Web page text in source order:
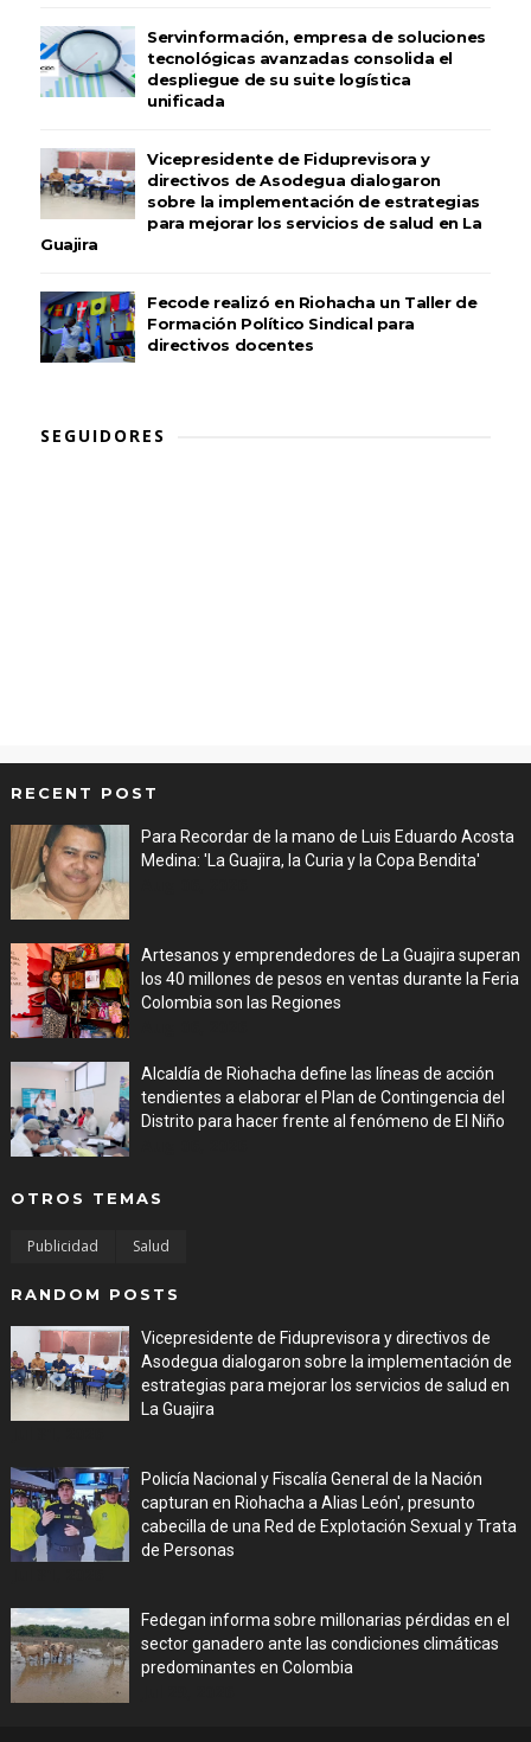
Servinformación, empresa de soluciones
tecnológicas avanzadas consolida el
despliegue de su suite logística
unificada
Vicepresidente de Fiduprevisora y
directivos de Asodegua dialogaron
sobre la implementación de estrategias
para mejorar los servicios de salud en La
Guajira
Fecode realizó en Riohacha un Taller de
Formación Político Sindical para
directivos docentes
SEGUIDORES
RECENT POST
Para Recordar de la mano de Luis Eduardo Acosta
Medina: 'La Guajira, la Curia y la Copa Bendita'
Artesanos y emprendedores de La Guajira superan
los 40 millones de pesos en ventas durante la Feria
Colombia son las Regiones
Alcaldía de Riohacha define las líneas de acción
tendientes a elaborar el Plan de Contingencia del
Distrito para hacer frente al fenómeno de El Niño
OTROS TEMAS
Publicidad Salud
RANDOM POSTS
Vicepresidente de Fiduprevisora y directivos de
Asodegua dialogaron sobre la implementación de
estrategias para mejorar los servicios de salud en
La Guajira
Policía Nacional y Fiscalía General de la Nación
capturan en Riohacha a Alias León', presunto
cabecilla de una Red de Explotación Sexual y Trata
de Personas
Fedegan informa sobre millonarias pérdidas en el
sector ganadero ante las condiciones climáticas
predominantes en Colombia